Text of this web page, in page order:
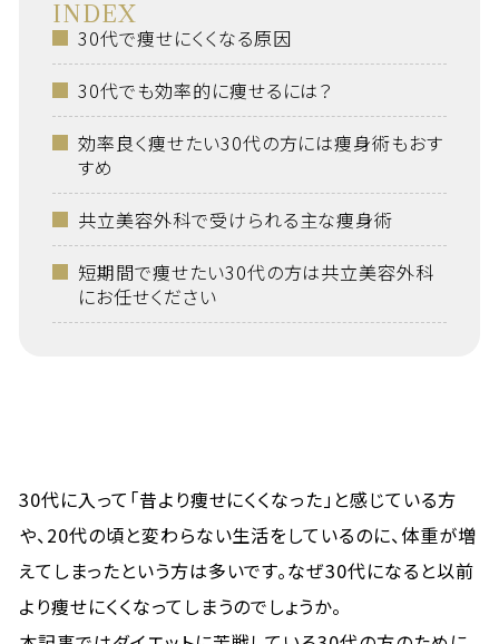
INDEX
30代で痩せにくくなる原因
30代でも効率的に痩せるには？
効率良く痩せたい30代の方には痩身術もおす
すめ
共立美容外科で受けられる主な痩身術
短期間で痩せたい30代の方は共立美容外科
にお任せください
30代に入って「昔より痩せにくくなった」と感じている方
や、20代の頃と変わらない生活をしているのに、体重が増
えてしまったという方は多いです。なぜ30代になると以前
より痩せにくくなってしまうのでしょうか。